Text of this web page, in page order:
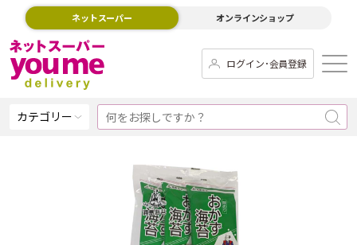
ネットスーパー オンラインショップ
ログイン･会員登録
カテゴリー